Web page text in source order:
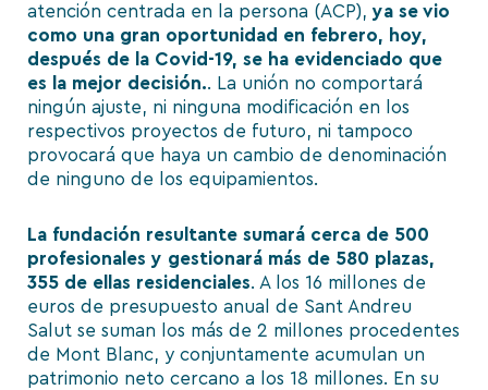
atención centrada en la persona (ACP), ya se vio
como una gran oportunidad en febrero, hoy,
después de la Covid-19, se ha evidenciado que
es la mejor decisión.. La unión no comportará
ningún ajuste, ni ninguna modificación en los
respectivos proyectos de futuro, ni tampoco
provocará que haya un cambio de denominación
de ninguno de los equipamientos.
La fundación resultante sumará cerca de 500
profesionales y gestionará más de 580 plazas,
355 de ellas residenciales. A los 16 millones de
euros de presupuesto anual de Sant Andreu
Salut se suman los más de 2 millones procedentes
de Mont Blanc, y conjuntamente acumulan un
patrimonio neto cercano a los 18 millones. En su